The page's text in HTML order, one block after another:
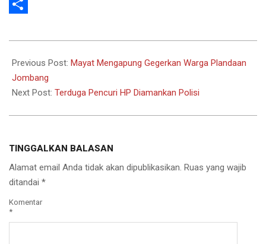
WhatsApp
11-
06
Previous Post: Mayat Mengapung Gegerkan Warga Plandaan
Jombang
Next Post: Terduga Pencuri HP Diamankan Polisi
TINGGALKAN BALASAN
Alamat email Anda tidak akan dipublikasikan. Ruas yang wajib
ditandai *
Komentar
*